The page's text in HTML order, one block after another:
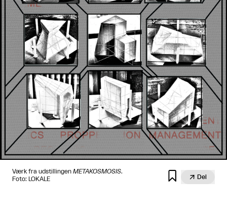
Værk fra udstillingen METAKOSMOSIS.
Foto: LOKALE
  Del